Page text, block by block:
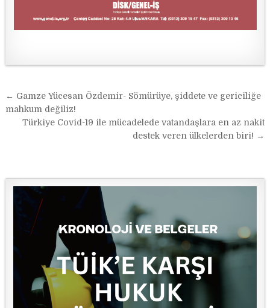
Yazı
gezinmesi
← Gamze Yücesan Özdemir- Sömürüye, şiddete ve gericiliğe
mahkum değiliz!
Türkiye Covid-19 ile mücadelede vatandaşlara en az nakit
destek veren ülkelerden biri! →